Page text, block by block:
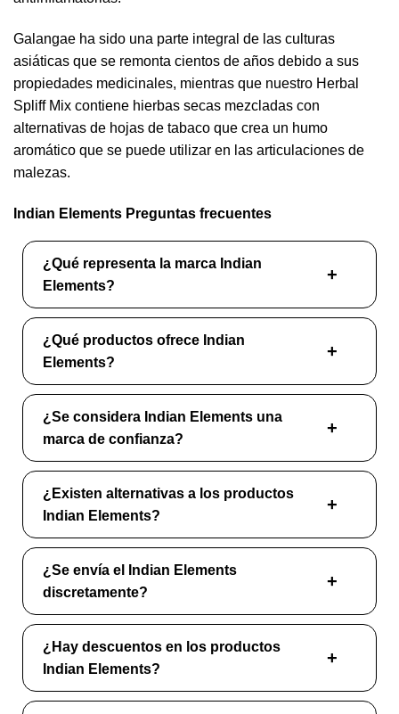
Galangae ha sido una parte integral de las culturas
asiáticas que se remonta cientos de años debido a sus
propiedades medicinales, mientras que nuestro Herbal
Spliff Mix contiene hierbas secas mezcladas con
alternativas de hojas de tabaco que crea un humo
aromático que se puede utilizar en las articulaciones de
malezas.
Indian Elements Preguntas frecuentes
¿Qué representa la marca Indian
Elements?
¿Qué productos ofrece Indian
Elements?
¿Se considera Indian Elements una
marca de confianza?
¿Existen alternativas a los productos
Indian Elements?
¿Se envía el Indian Elements
discretamente?
¿Hay descuentos en los productos
Indian Elements?